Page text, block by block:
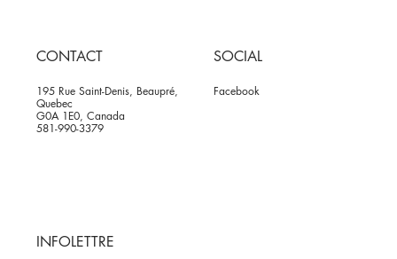
CONTACT
195 Rue Saint-Denis, Beaupré,
Quebec
G0A 1E0, Canada
581-990-3379
SOCIAL
Facebook
INFOLETTRE